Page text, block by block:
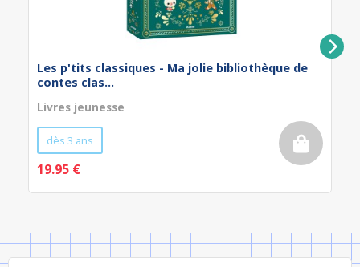
Les p'tits classiques - Ma jolie bibliothèque de
contes clas...
Livres jeunesse
dès 3 ans
19.95 €